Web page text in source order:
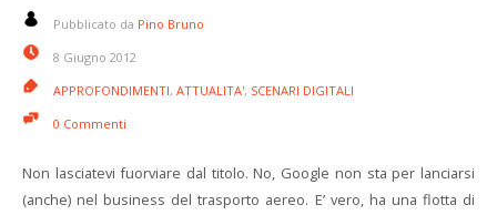
Pubblicato da Pino Bruno
8 Giugno 2012
APPROFONDIMENTI, ATTUALITA', SCENARI DIGITALI
0 Commenti
Non lasciatevi fuorviare dal titolo. No, Google non sta per lanciarsi
(anche) nel business del trasporto aereo. E’ vero, ha una flotta di